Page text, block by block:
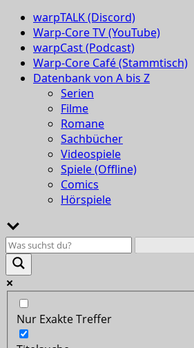
warpTALK (Discord)
Warp-Core TV (YouTube)
warpCast (Podcast)
Warp-Core Café (Stammtisch)
Datenbank von A bis Z
Serien
Filme
Romane
Sachbücher
Videospiele
Spiele (Offline)
Comics
Hörspiele
Nur Exakte Treffer